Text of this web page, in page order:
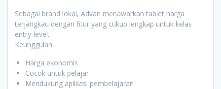
Sebagai brand lokal, Advan menawarkan tablet harga
terjangkau dengan fitur yang cukup lengkap untuk kelas
entry-level.
Keunggulan:
Harga ekonomis
Cocok untuk pelajar
Mendukung aplikasi pembelajaran